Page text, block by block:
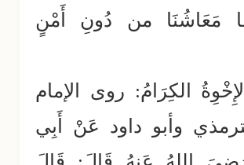
مَعَاشُنَا من دُونِ أَمْنٍ
الكِرَامُ: روى الإمام
وأبو داود عَنْ أَبِي